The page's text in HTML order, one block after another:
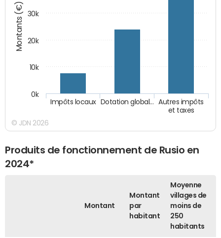
Montants (€)
Autres impôts
et taxes
Dotation global…
Impôts locaux
0k
10k
20k
30k
© JDN 2026
Produits de fonctionnement de Rusio en
2024*
Montant
Montant
par
habitant
Moyenne
villages de
moins de
250
habitants